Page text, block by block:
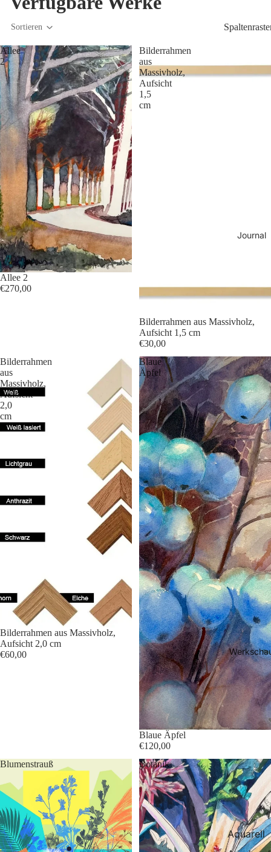
Journal
Aquarell
Sortieren
Allee
2
Allee 2
€270,00
Bilderrahmen
aus
Massivholz,
Aufsicht
1,5
cm
Bilderrahmen aus Massivholz,
Aufsicht 1,5 cm
€30,00
Bilderrahmen
aus
Massivholz,
Aufsicht
2,0
cm
Bilderrahmen aus Massivholz,
Aufsicht 2,0 cm
€60,00
Blaue
Äpfel
Blaue Äpfel
€120,00
Blumenstrauß
Botanik